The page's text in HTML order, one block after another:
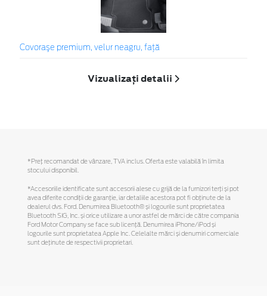
Covoraşe premium, velur neagru, faţă
Vizualizați detalii
*Preţ recomandat de vânzare, TVA inclus. Oferta este valabilă în limita
stocului disponibil.
*Accesoriile identificate sunt accesorii alese cu grijă de la furnizori terți și pot
avea diferite condiții de garanție, iar detaliile acestora pot fi obținute de la
dealerul dvs. Ford. Denumirea Bluetooth® și logourile sunt proprietatea
Bluetooth SIG, Inc. și orice utilizare a unor astfel de mărci de către compania
Ford Motor Company se face sub licență. Denumirea iPhone/iPod și
logourile sunt proprietatea Apple Inc. Celelalte mărci și denumiri comerciale
sunt deținute de respectivii proprietari.